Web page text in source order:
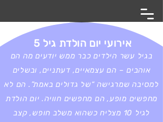
אירועי יום הולדת גיל 5
בגיל עשר הילדים כבר ממש יודעים מה הם
אוהבים – הם עצמאיים, דעתניים, ובשלים
למסיבה שמרגישה “של גדולים באמת”. הם לא
מחפשים מופע, הם מחפשים חוויה. יום הולדת
לגיל 10 מצליח כשהוא משלב חופש, קצב